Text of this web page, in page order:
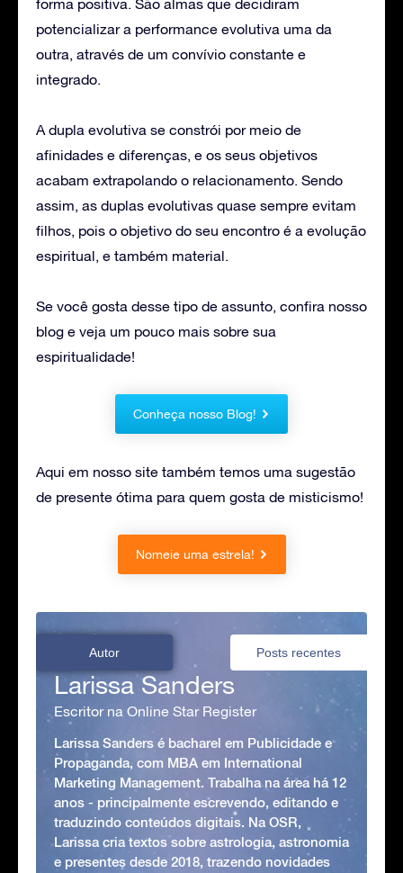
forma positiva. São almas que decidiram
potencializar a performance evolutiva uma da
outra, através de um convívio constante e
integrado.
A dupla evolutiva se constrói por meio de
afinidades e diferenças, e os seus objetivos
acabam extrapolando o relacionamento. Sendo
assim, as duplas evolutivas quase sempre evitam
filhos, pois o objetivo do seu encontro é a evolução
espiritual, e também material.
Se você gosta desse tipo de assunto, confira nosso
blog e veja um pouco mais sobre sua
espiritualidade!
Conheça nosso Blog!
Aqui em nosso site também temos uma sugestão
de presente ótima para quem gosta de misticismo!
Nomeie uma estrela!
Autor Posts recentes
Larissa Sanders
Escritor na Online Star Register
Larissa Sanders é bacharel em Publicidade e
Propaganda, com MBA em International
Marketing Management. Trabalha na área há 12
anos - principalmente escrevendo, editando e
traduzindo conteúdos digitais. Na OSR,
Larissa cria textos sobre astrologia, astronomia
e presentes desde 2018, trazendo novidades